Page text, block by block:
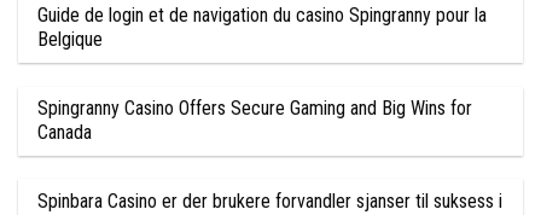
Guide de login et de navigation du casino Spingranny pour la
Belgique
Spingranny Casino Offers Secure Gaming and Big Wins for
Canada
Spinbara Casino er der brukere forvandler sjanser til suksess i